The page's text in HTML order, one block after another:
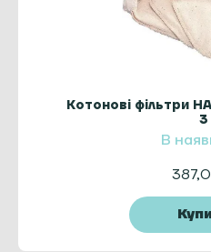
Котонові фільтри
3
В